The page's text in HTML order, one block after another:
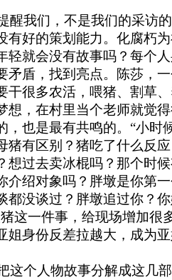
我们，不是我们的采访
有好的策划能力。化腐朽
轻就会没有故事吗？每个
矛盾，找到亮点。陈莎，
干很多农活，喂猪、割草
想，在村里当个老师就觉得
也是最有共鸣的。“小时
猪有区别？猪吃了什么反
想过去卖冰棍吗？那个时
介绍对象吗？胖墩是你第
没谈过？胖墩追过你？你
这一件事，给现场增加很
姐身份反差拉越大，成为
个人物故事分解成这几部